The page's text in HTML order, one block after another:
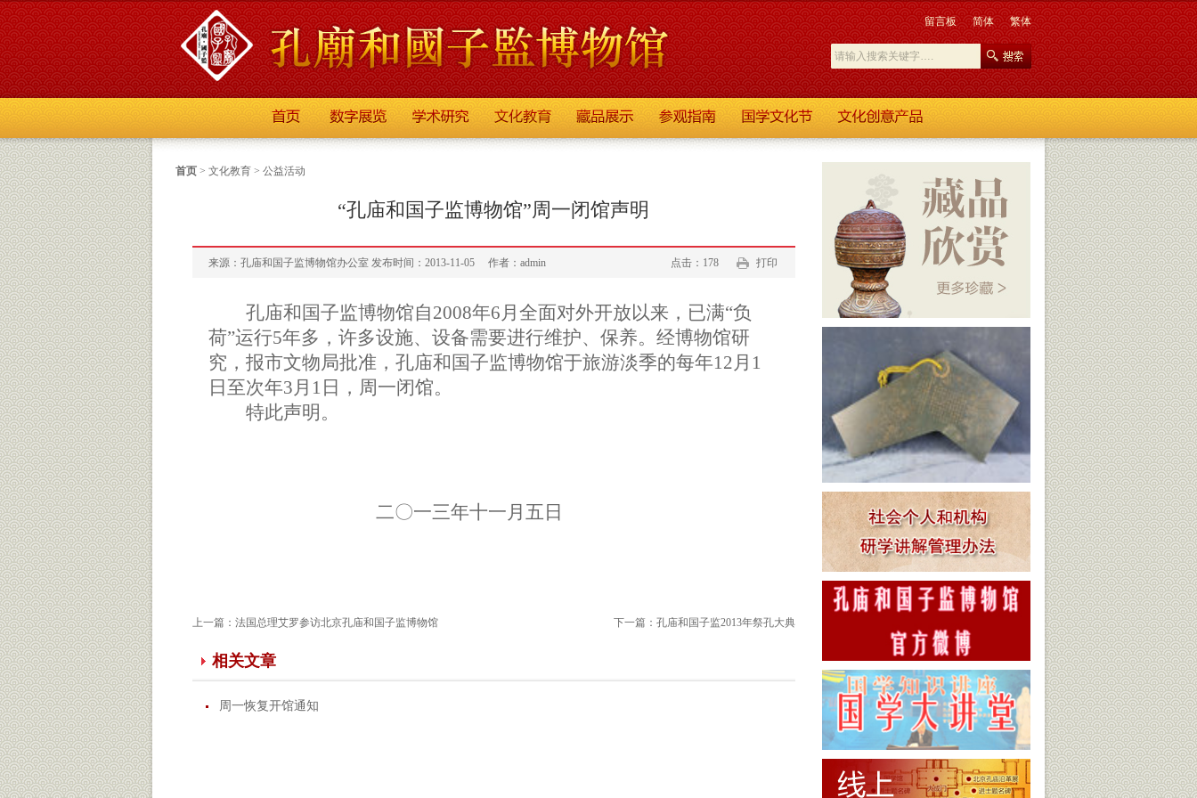
留言板 简体 繁体
首页 > 文化教育 > 公益活动
“孔庙和国子监博物馆”周一闭馆声明
来源：孔庙和国子监博物馆办公室 发布时间：2013-11-05 作者：admin 打印
点击：178
孔庙和国子监博物馆自2008年6月全面对外开放以来，已满“负
荷”运行5年多，许多设施、设备需要进行维护、保养。经博物馆研
究，报市文物局批准，孔庙和国子监博物馆于旅游淡季的每年12月 1
日至次年3月 1 日，周一闭馆。
特此声明。
二〇一三年十一月五日
上一篇： 法国总理艾罗参访北京孔庙和国子监博物馆 下一篇：孔庙和国子监2013年祭孔大典
相关文章
周一恢复开馆通知